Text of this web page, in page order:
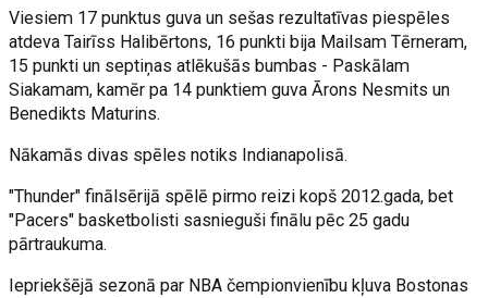
Viesiem 17 punktus guva un sešas rezultatīvas piespēles
atdeva Tairīss Halibērtons, 16 punkti bija Mailsam Tērneram,
15 punkti un septiņas atlēkušās bumbas - Paskālam
Siakamam, kamēr pa 14 punktiem guva Ārons Nesmits un
Benedikts Maturins.
Nākamās divas spēles notiks Indianapolisā.
"Thunder" finālsērijā spēlē pirmo reizi kopš 2012.gada, bet
"Pacers" basketbolisti sasnieguši finālu pēc 25 gadu
pārtraukuma.
Iepriekšējā sezonā par NBA čempionvienību kļuva Bostonas